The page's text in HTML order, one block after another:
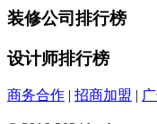
装修公司排行榜
设计师排行榜
商务合作 | 招商加盟 |